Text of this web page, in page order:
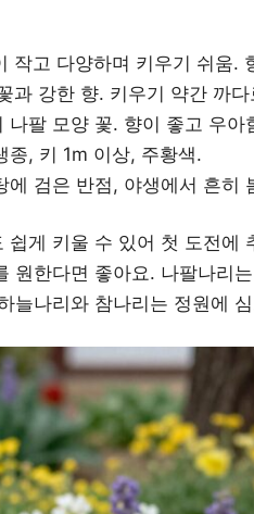
작고 다양하며 키우기 쉬움.
과 강한 향. 키우기 약간 까다
나팔 모양 꽃. 향이 좋고 우아
종, 키 1m 이상, 주황색.
에 검은 반점, 야생에서 흔히
쉽게 키울 수 있어 첫 도전에
원한다면 좋아요. 나팔나리
늘나리와 참나리는 정원에